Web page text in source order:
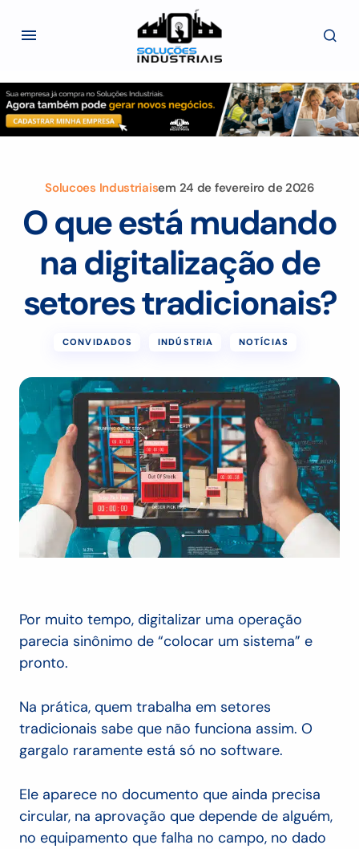
Solucoes Industriaisem 24 de fevereiro de 2026
O que está mudando
na digitalização de
setores tradicionais?
CONVIDADOS INDÚSTRIA NOTÍCIAS
Por muito tempo, digitalizar uma operação
parecia sinônimo de “colocar um sistema” e
pronto.
Na prática, quem trabalha em setores
tradicionais sabe que não funciona assim. O
gargalo raramente está só no software.
Ele aparece no documento que ainda precisa
circular, na aprovação que depende de alguém,
no equipamento que falha no campo, no dado